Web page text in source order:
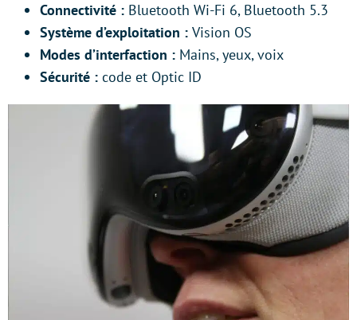
Connectivité : Bluetooth Wi-Fi 6, Bluetooth 5.3
Système d’exploitation : Vision OS
Modes d’interfaction : Mains, yeux, voix
Sécurité : code et Optic ID